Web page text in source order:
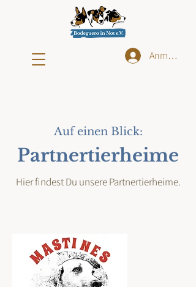
Anmelden
Auf einen Blick:
Partnertierheime
Hier findest Du unsere Partnertierheime.